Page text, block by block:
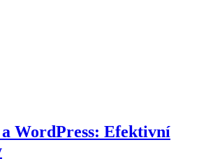
WordPress: Efektivní